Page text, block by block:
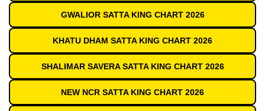
GWALIOR SATTA KING CHART 2026
KHATU DHAM SATTA KING CHART 2026
SHALIMAR SAVERA SATTA KING CHART 2026
NEW NCR SATTA KING CHART 2026